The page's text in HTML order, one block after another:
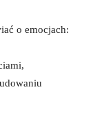
o emocjach: